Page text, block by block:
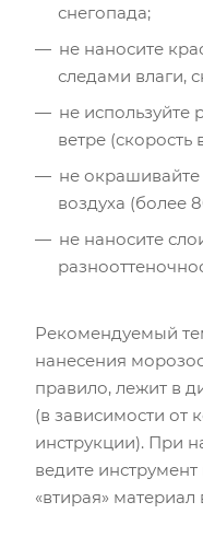
снегопада;
не наносите
следами влаги,
не используйте
ветре (скорость
не
воздуха (более
не наносите
Рекомендуемый
нанесения
правило, лежит в
(в зависимости от
инструкции). При
ведите
«втирая» материал